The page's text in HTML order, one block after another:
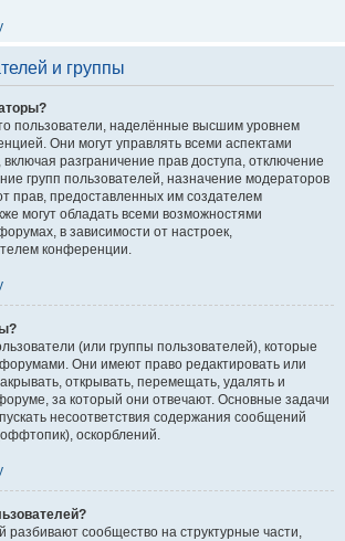
и группы
пользователи, наделённые высшим уровнем
Они могут управлять всеми аспектами
разграничение прав доступа, отключение
групп пользователей, назначение модераторов
прав, предоставленных им создателем
могут обладать всеми возможностями
в зависимости от настроек,
конференции.
(или группы пользователей), которые
Они имеют право редактировать или
открывать, перемещать, удалять и
за который они отвечают. Основные задачи
несоответствия содержания сообщений
оскорблений.
разбивают сообщество на структурные части,